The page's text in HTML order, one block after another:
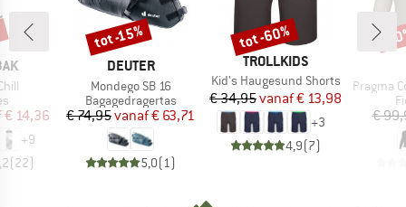
prijs
€ 14,36
+9
(22)
MERK
DEUTER
Artikel
Mondego SB 16
Productgroep
Bagagedragertas
Prijs
€ 74,95 Verlaagde prijs
vanaf€ 63,71
5,0(1 )
Korting
tot -15%
MERK
TROLLKIDS
Artikel
Kid's Haugesund Shorts
Prijs
€ 34,95 Verlaagde prijs
vanaf€ 13,98
+3
4,9(7)
Korting
tot -60%
Artikel
Pragma
€
-